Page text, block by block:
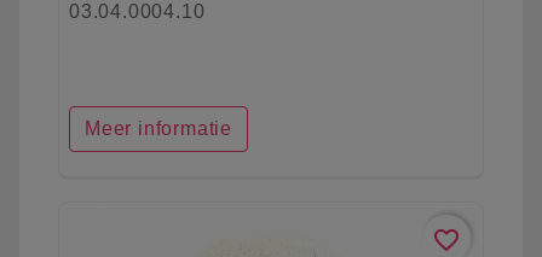
03.04.0004.10
Meer informatie
favorite_border